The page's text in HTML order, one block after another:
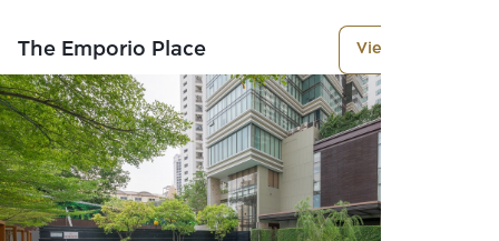
The Emporio Place View More